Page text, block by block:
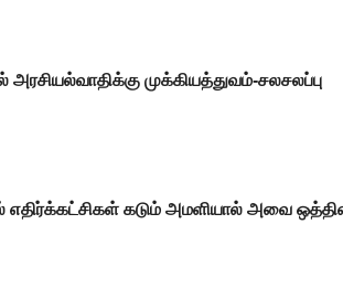
அரசியல்வாதிக்கு முக்கியத்துவம்-சலசலப்பு
எதிர்க்கட்சிகள் கடும் அமளியால் அவை